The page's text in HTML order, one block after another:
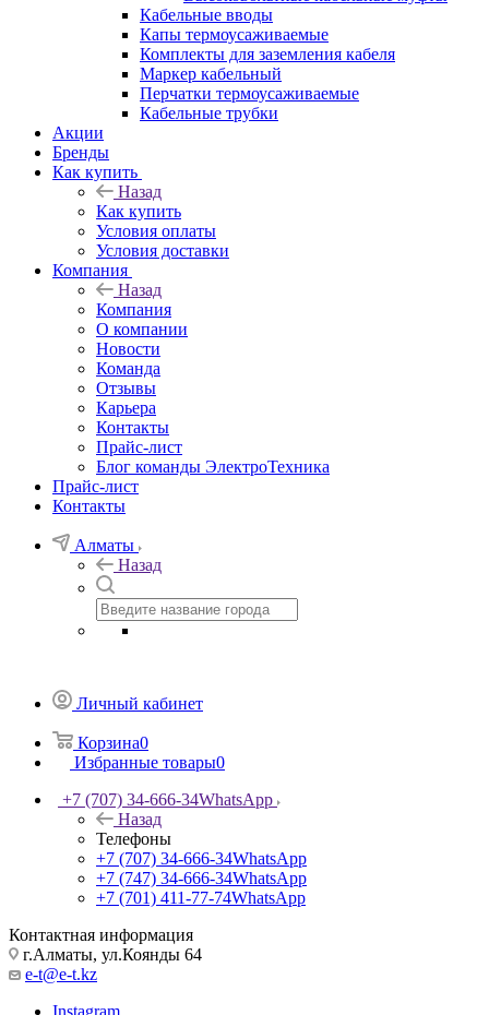
Кабельные вводы
Капы термоусаживаемые
Комплекты для заземления кабеля
Маркер кабельный
Перчатки термоусаживаемые
Кабельные трубки
Акции
Бренды
Как купить
Назад
Как купить
Условия оплаты
Условия доставки
Компания
Назад
Компания
О компании
Новости
Команда
Отзывы
Карьера
Контакты
Прайс-лист
Блог команды ЭлектроТехника
Прайс-лист
Контакты
Алматы
Назад
Личный кабинет
Корзина0
Избранные товары0
+7 (707) 34-666-34WhatsApp
Назад
Телефоны
+7 (707) 34-666-34WhatsApp
+7 (747) 34-666-34WhatsApp
+7 (701) 411-77-74WhatsApp
Контактная информация
г.Алматы, ул.Коянды 64
e-t@e-t.kz
Instagram